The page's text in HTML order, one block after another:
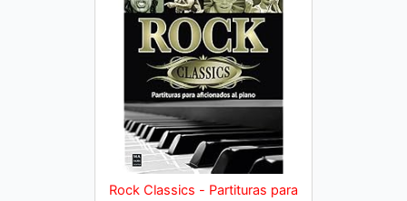
Rock Classics - Partituras para